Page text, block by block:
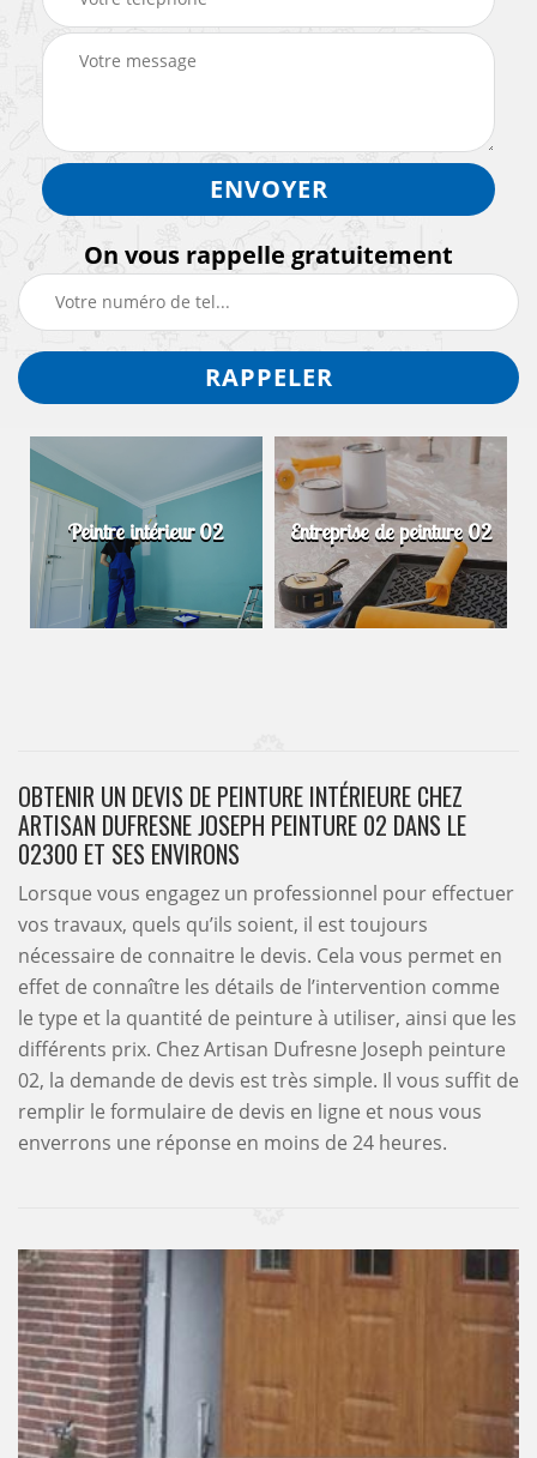
On vous rappelle gratuitement
Peintre intérieur 02 Entreprise de peinture 02
OBTENIR UN DEVIS DE PEINTURE INTÉRIEURE CHEZ
ARTISAN DUFRESNE JOSEPH PEINTURE 02 DANS LE
02300 ET SES ENVIRONS
Lorsque vous engagez un professionnel pour effectuer
vos travaux, quels qu’ils soient, il est toujours
nécessaire de connaitre le devis. Cela vous permet en
effet de connaître les détails de l’intervention comme
le type et la quantité de peinture à utiliser, ainsi que les
différents prix. Chez Artisan Dufresne Joseph peinture
02, la demande de devis est très simple. Il vous suffit de
remplir le formulaire de devis en ligne et nous vous
enverrons une réponse en moins de 24 heures.